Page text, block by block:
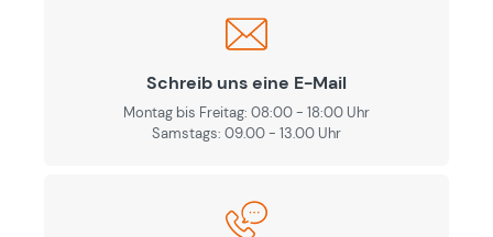
Schreib uns eine E-Mail
Montag bis Freitag: 08:00 - 18:00 Uhr
Samstags: 09.00 - 13.00 Uhr